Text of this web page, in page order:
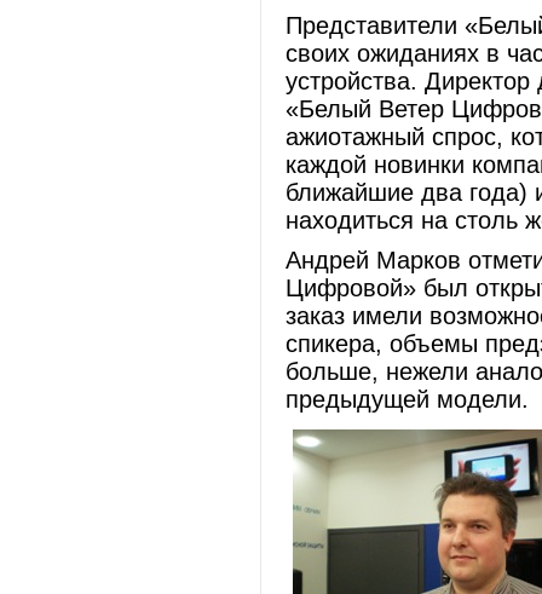
Представители
своих ожиданиях в
устройства.
«Белый Ветер
ажиотажный спрос,
каждой новинки
ближайшие два года)
находиться на столь
Андрей Марков
Цифровой» был
заказ имели
спикера, объемы
больше, нежели
предыдущей модели.